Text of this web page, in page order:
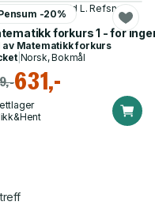
og maritim høgskole
-20%
Storelvmo, Odd L. Refsnes
andre
forkurs 1 - for
av Matematikk forkurs
| Norsk, Bokmål
631,-
treff